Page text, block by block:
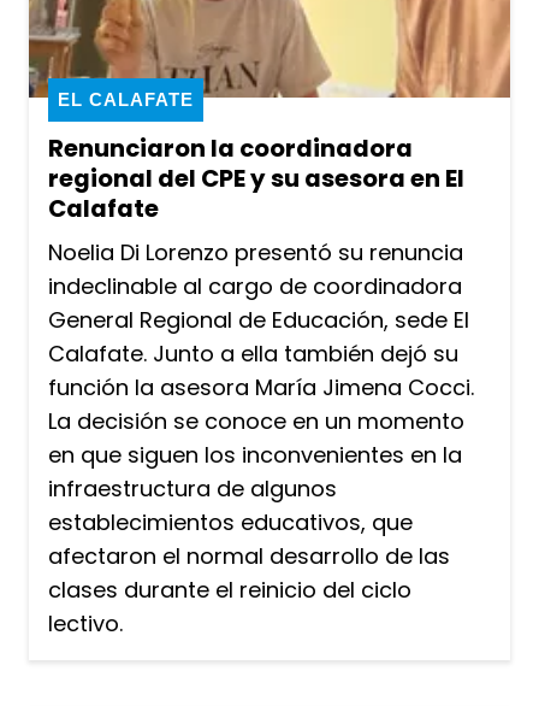
Renunciaron la coordinadora
regional del CPE y su asesora en El
Calafate
EL CALAFATE
Noelia Di Lorenzo presentó su renuncia
indeclinable al cargo de coordinadora
General Regional de Educación, sede El
Calafate. Junto a ella también dejó su
función la asesora María Jimena Cocci.
La decisión se conoce en un momento
en que siguen los inconvenientes en la
infraestructura de algunos
establecimientos educativos, que
afectaron el normal desarrollo de las
clases durante el reinicio del ciclo
lectivo.